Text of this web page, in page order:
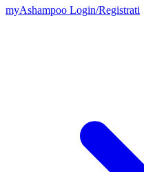
myAshampoo Login/Registrati